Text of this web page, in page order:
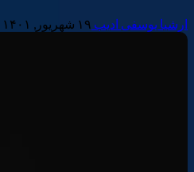
ارشیا یوسفی ادیب ۱۹ شهریور, ۱۴۰۱